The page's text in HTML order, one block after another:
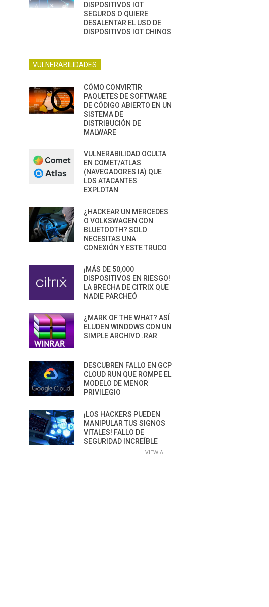
DISPOSITIVOS IOT
SEGUROS O QUIERE
DESALENTAR EL USO DE
DISPOSITIVOS IOT CHINOS
VULNERABILIDADES
CÓMO CONVIRTIR
PAQUETES DE SOFTWARE
DE CÓDIGO ABIERTO EN UN
SISTEMA DE
DISTRIBUCIÓN DE
MALWARE
VULNERABILIDAD OCULTA
EN COMET/ATLAS
(NAVEGADORES IA) QUE
LOS ATACANTES
EXPLOTAN
¿HACKEAR UN MERCEDES
O VOLKSWAGEN CON
BLUETOOTH? SOLO
NECESITAS UNA
CONEXIÓN Y ESTE TRUCO
¡MÁS DE 50,000
DISPOSITIVOS EN RIESGO!
LA BRECHA DE CITRIX QUE
NADIE PARCHEÓ
¿MARK OF THE WHAT? ASÍ
ELUDEN WINDOWS CON UN
SIMPLE ARCHIVO .RAR
DESCUBREN FALLO EN GCP
CLOUD RUN QUE ROMPE EL
MODELO DE MENOR
PRIVILEGIO
¡LOS HACKERS PUEDEN
MANIPULAR TUS SIGNOS
VITALES! FALLO DE
SEGURIDAD INCREÍBLE
VIEW ALL